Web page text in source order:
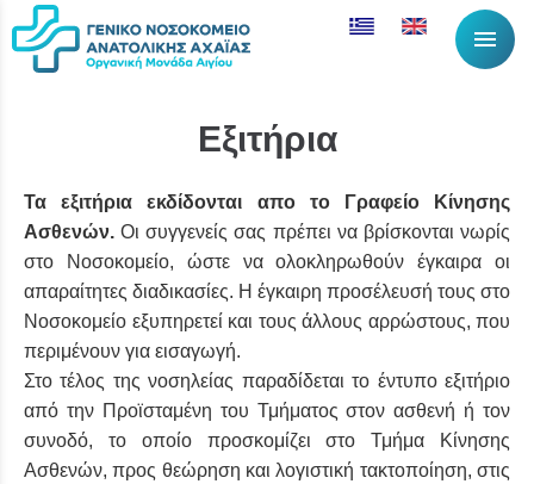
menu
Εξιτήρια
Τα εξιτήρια εκδίδονται απο το Γραφείο Κίνησης
Ασθενών. Οι συγγενείς σας πρέπει να βρίσκονται νωρίς
στο Νοσοκομείο, ώστε να ολοκληρωθούν έγκαιρα οι
απαραίτητες διαδικασίες. Η έγκαιρη προσέλευσή τους στο
Νοσοκομείο εξυπηρετεί και τους άλλους αρρώστους, που
περιμένουν για εισαγωγή.
Στο τέλος της νοσηλείας παραδίδεται το έντυπο εξιτήριο
από την Προϊσταμένη του Τμήματος στον ασθενή ή τον
συνοδό, το οποίο προσκομίζει στο Τμήμα Κίνησης
Ασθενών, προς θεώρηση και λογιστική τακτοποίηση, στις